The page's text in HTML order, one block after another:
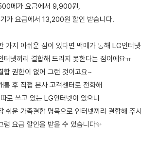
메가 요금에서 9,900원,
가 요금에서 13,200원 할인 받습니다.
가지 아쉬운 점이 있다면 백메가 통해 LG인터
터넷끼리 결합해 드리지 못한다는 점이에요ㅠ
합 권한이 없어 그런 것이고요~
통 후 직접 본사 고객센터로 전화해
로 쓰고 있는 LG인터넷이 있으니
쉬운 가족결합 명목으로 인터넷끼리 결합해 주
럼 요금 할인을 받을 수 있습니다✨